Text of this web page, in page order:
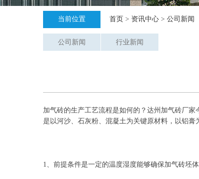
当前位置 首页 > 资讯中心 > 公司新闻
公司新闻 行业新闻
加气砖的生产工艺流程是如何的？达州加气砖厂
是以河沙、石灰粉、混凝土为关键原材料，以铝
1、前提条件是一定的温度湿度能够确保加气砖坯体